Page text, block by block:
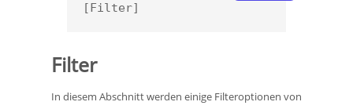
[Filter]
Filter
In diesem Abschnitt werden einige Filteroptionen von